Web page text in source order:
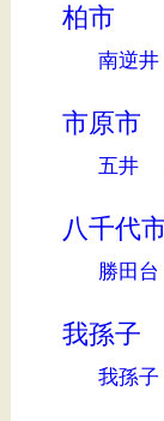
柏市
南逆井
市原市
五井
八千代
勝田台
我孫子
我孫子